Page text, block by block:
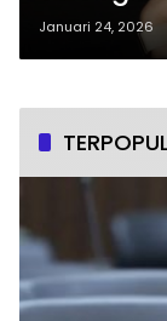
Januari 24, 2026